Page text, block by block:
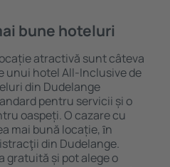
bune hoteluri
atractivă sunt câteva
unui hotel All-Inclusive de
din Dudelange
pentru servicii și o
oaspeți. O cazare cu
mai bună locație, ȋn
din Dudelange.
gratuită și pot alege o